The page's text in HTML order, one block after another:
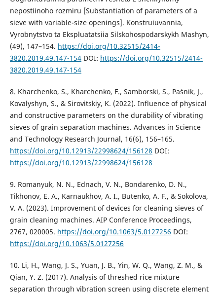
nepostiinoho rozmiru [Substantiation of parameters of a
sieve with variable-size openings]. Konstruiuvannia,
Vyrobnytstvo ta Ekspluatatsiia Silskohospodarskykh Mashyn,
(49), 147–154. https://doi.org/10.32515/2414-
3820.2019.49.147-154DOI: https://doi.org/10.32515/2414-
3820.2019.49.147-154
8. Kharchenko, S., Kharchenko, F., Samborski, S., Paśnik, J.,
Kovalyshyn, S., & Sirovitskiy, K. (2022). Influence of physical
and constructive parameters on the durability of vibrating
sieves of grain separation machines. Advances in Science
and Technology Research Journal, 16(6), 156–165.
https://doi.org/10.12913/22998624/156128 DOI:
https://doi.org/10.12913/22998624/156128
9. Romanyuk, N. N., Ednach, V. N., Bondarenko, D. N.,
Tikhonov, E. A., Karnaukhov, A. I., Butenko, A. F., & Sokolova,
V. A. (2023). Improvement of devices for cleaning sieves of
grain cleaning machines. AIP Conference Proceedings,
2767, 020005. https://doi.org/10.1063/5.0127256 DOI:
https://doi.org/10.1063/5.0127256
10. Li, H., Wang, J. S., Yuan, J. B., Yin, W. Q., Wang, Z. M., &
Qian, Y. Z. (2017). Analysis of threshed rice mixture
separation through vibration screen using discrete element